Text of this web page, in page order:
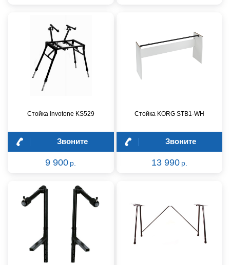
Стойка Invotone KS529
Звоните
9 900 р.
Стойка KORG STB1-WH
Звоните
13 990 р.